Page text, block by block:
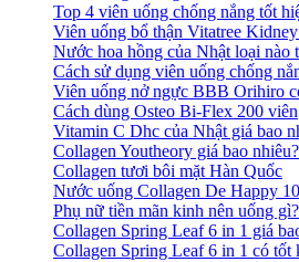
Top 4 viên uống chống nắng tốt
Viên uống bổ thận Vitatree
Nước hoa hồng của Nhật loại nào
Cách sử dụng viên uống chống
Viên uống nở ngực BBB Orihiro
Cách dùng Osteo Bi-Flex 200 viên
Vitamin C Dhc của Nhật giá bao
Collagen Youtheory giá bao nhiêu?
Collagen tươi bôi mặt Hàn Quốc
Nước uống Collagen De Happy
Phụ nữ tiền mãn kinh nên uống gì?
Collagen Spring Leaf 6 in 1 giá
Collagen Spring Leaf 6 in 1 có tốt